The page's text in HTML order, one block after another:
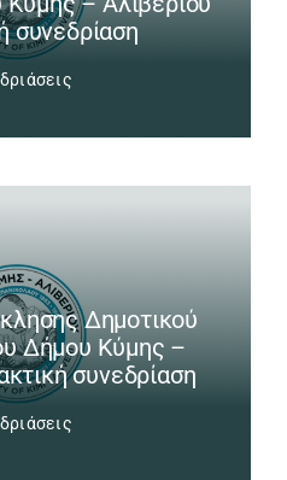
συνεδρίαση
Δημοτικού
Δήμου Κύμης –
συνεδρίαση